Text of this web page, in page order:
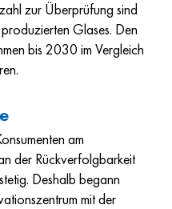
zur Überprüfung sind
Glases. Den
bis 2030 im Vergleich
am
der Rückverfolgbarkeit
Deshalb begann
mit der